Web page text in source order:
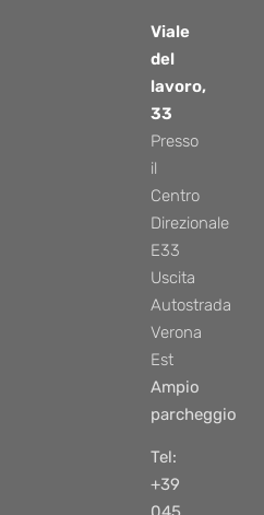
Viale
del
lavoro,
33
Presso
il
Centro
Direzionale
E33
Uscita
Autostrada
Verona
Est
Ampio
parcheggio
Tel:
+39